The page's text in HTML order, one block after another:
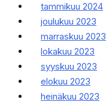
tammikuu 2024
joulukuu 2023
marraskuu 2023
lokakuu 2023
syyskuu 2023
elokuu 2023
heinäkuu 2023